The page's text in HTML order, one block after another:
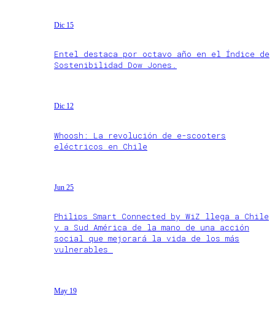
Dic 15
Entel destaca por octavo año en el Índice de
Sostenibilidad Dow Jones.
Dic 12
Whoosh: La revolución de e-scooters
eléctricos en Chile
Jun 25
Philips Smart Connected by WiZ llega a Chile
y a Sud América de la mano de una acción
social que mejorará la vida de los más
vulnerables
May 19